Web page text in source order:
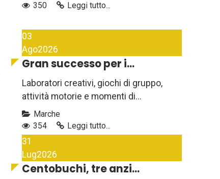
350
Leggi tutto...
03
Ago2026
Gran successo per i...
Laboratori creativi, giochi di gruppo,
attività motorie e momenti di...
Marche
354
Leggi tutto...
31
Lug2026
Centobuchi, tre anzi...